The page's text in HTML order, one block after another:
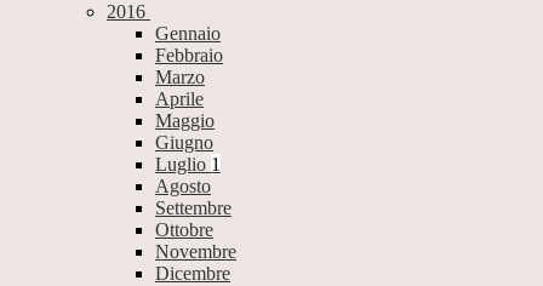
2016
Gennaio
Febbraio
Marzo
Aprile
Maggio
Giugno
Luglio 1
Agosto
Settembre
Ottobre
Novembre
Dicembre